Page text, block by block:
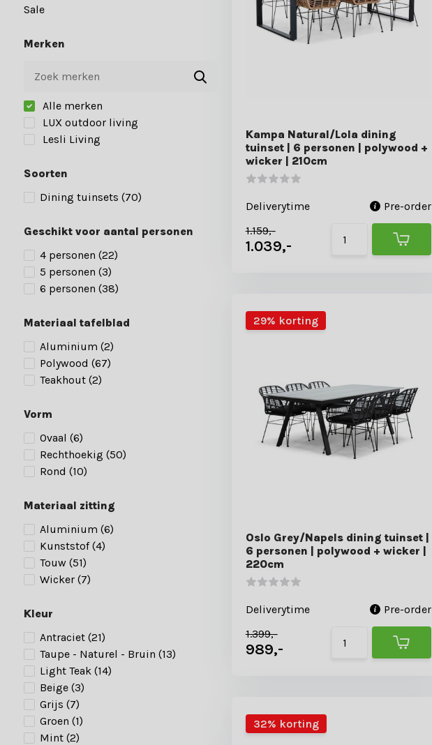
Sale
Merken
Alle merken
LUX outdoor living
Lesli Living
Soorten
Dining tuinsets (70)
Geschikt voor aantal personen
4 personen (22)
5 personen (3)
6 personen (38)
Materiaal tafelblad
Aluminium (2)
Polywood (67)
Teakhout (2)
Vorm
Ovaal (6)
Rechthoekig (50)
Rond (10)
Materiaal zitting
Aluminium (6)
Kunststof(4)
Touw (51)
Wicker (7)
Kleur
Antraciet (21)
Taupe - Naturel - Bruin (13)
Light Teak (14)
Beige (3)
Grijs (7)
Groen (1)
Mint (2)
Kampa Natural/Lola dining
tuinset | 6 personen | polywood +
wicker | 210cm
Deliverytime
Pre-order
1.159,-
1.039,-
29% korting
Oslo Grey/Napels dining tuinset |
6 personen | polywood + wicker |
220cm
Deliverytime
Pre-order
1.399,-
989,-
32% korting